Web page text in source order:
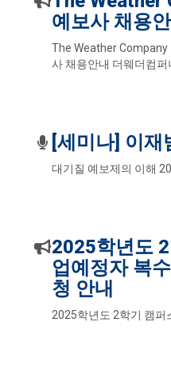
예보사 채용
The Weather Company
사 채용안내 더웨더컴퍼
[세미나] 이재
대기질 예보제의 이해
2025학년도
업예정자 복
청 안내
2025학년도 2학기 캠